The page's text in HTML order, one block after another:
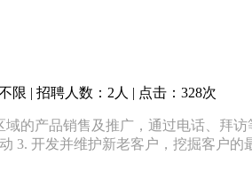
| 招聘人数：2人 | 点击：328次
的产品销售及推广，通过电话、拜
3. 开发并维护新老客户，挖掘客户的